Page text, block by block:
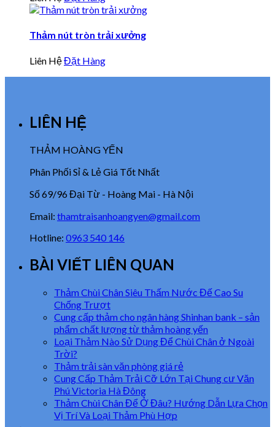
Thảm nút tròn trải xưởng
Liên HệĐặt Hàng
LIÊN HỆ
THẢM HOÀNG YẾN
Phân Phối Sỉ & Lẻ Giá Tốt Nhất
Số 69/96 Đại Từ - Hoàng Mai - Hà Nội
Email: thamtraisanhoangyen@gmail.com
Hotline: 0963 540 146
BÀI VIẾT LIÊN QUAN
Thảm Chùi Chân Siêu Thấm Nước Đế Cao Su
Chống Trượt
Cung cấp thảm cho ngân hàng Shinhan bank – sản
phẩm chất lượng từ thảm hoàng yến
Loại Thảm Nào Sử Dụng Để Chùi Chân ở Ngoài
Trời?
Thảm trải sàn văn phòng giá rẻ
Cung Cấp Thảm Trải Cỡ Lớn Tại Chung cư Văn
Phú Victoria Hà Đông
Thảm Chùi Chân Để Ở Đâu? Hướng Dẫn Lựa Chọn
Vị Trí Và Loại Thảm Phù Hợp